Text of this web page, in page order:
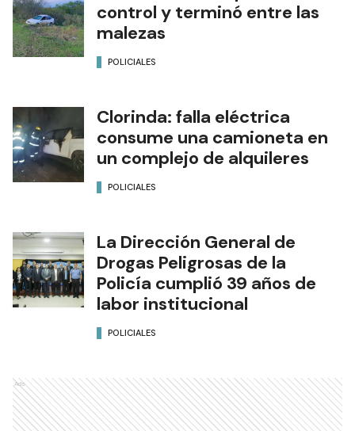
control y terminó entre las
malezas
POLICIALES
Clorinda: falla eléctrica
consume una camioneta en
un complejo de alquileres
POLICIALES
La Dirección General de
Drogas Peligrosas de la
Policía cumplió 39 años de
labor institucional
POLICIALES
Ads